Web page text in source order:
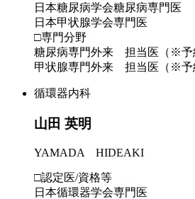
日本糖尿病学会糖尿病専門医
日本甲状腺学会専門医
□専門分野
糖尿病専門外来 担当医（※予
甲状腺専門外来 担当医（※予
循環器内科
山田 英明
YAMADA HIDEAKI
□認定医/資格等
日本循環器学会専門医